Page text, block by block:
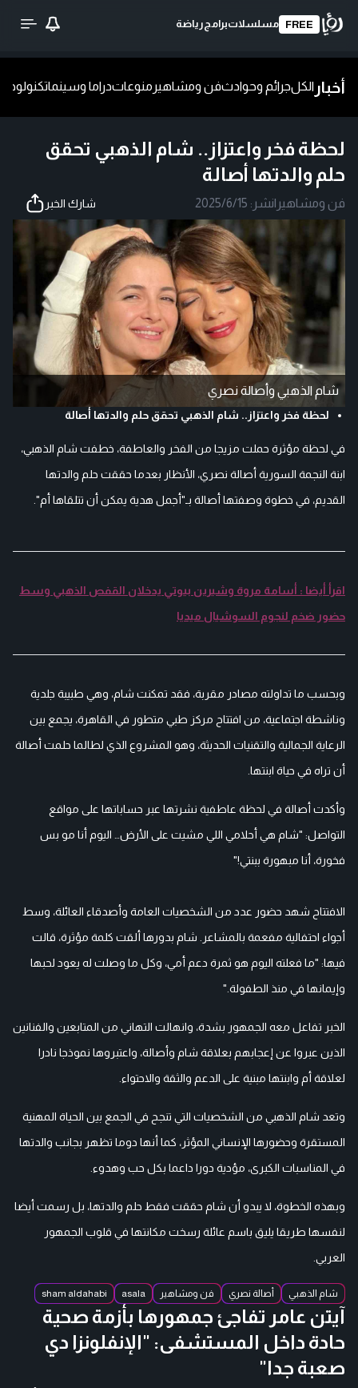
FREE مسلسلاتبرامج رياضة
أخبار الكلجرائم وحوادثفن ومشاهير منوعاتدراما وسينماتكنولوجيا
لحظة فخر واعتزاز.. شام الذهبي تحقق
حلم والدتها أصالة
فن ومشاهير |نشر: 2025/6/15 شارك الخبر
شام الذهبي وأصالة نصري
لحظة فخر واعتزاز.. شام الذهبي تحقق حلم والدتها أصالة
في لحظة مؤثرة حملت مزيجا من الفخر والعاطفة، خطفت شام الذهبي،
ابنة النجمة السورية أصالة نصري، الأنظار بعدما حققت حلم والدتها
القديم، في خطوة وصفتها أصالة بـ"أجمل هدية يمكن أن تتلقاها أم".
اقرأ أيضا : أسامة مروة وشيرين بيوتي يدخلان القفص الذهبي وسط
حضور ضخم لنجوم السوشيال ميديا
وبحسب ما تداولته مصادر مقربة، فقد تمكنت شام، وهي طبيبة جلدية
وناشطة اجتماعية، من افتتاح مركز طبي متطور في القاهرة، يجمع بين
الرعاية الجمالية والتقنيات الحديثة، وهو المشروع الذي لطالما حلمت أصالة
أن تراه في حياة ابنتها.
وأكدت أصالة في لحظة عاطفية نشرتها عبر حساباتها على مواقع
التواصل: "شام هي أحلامي اللي مشيت على الأرض… اليوم أنا مو بس
فخورة، أنا مبهورة ببنتي!"
الافتتاح شهد حضور عدد من الشخصيات العامة وأصدقاء العائلة، وسط
أجواء احتفالية مفعمة بالمشاعر. شام بدورها ألقت كلمة مؤثرة، قالت
فيها: "ما فعلته اليوم هو ثمرة دعم أمي، وكل ما وصلت له يعود لحبها
وإيمانها في منذ الطفولة."
الخبر تفاعل معه الجمهور بشدة، وانهالت التهاني من المتابعين والفنانين
الذين عبروا عن إعجابهم بعلاقة شام وأصالة، واعتبروها نموذجا نادرا
لعلاقة أم وابنتها مبنية على الدعم والثقة والاحتواء.
وتعد شام الذهبي من الشخصيات التي تنجح في الجمع بين الحياة المهنية
المستقرة وحضورها الإنساني المؤثر، كما أنها دوما تظهر بجانب والدتها
في المناسبات الكبرى، مؤدية دورا داعما بكل حب وهدوء.
وبهذه الخطوة، لا يبدو أن شام حققت فقط حلم والدتها، بل رسمت أيضا
لنفسها طريقا يليق باسم عائلة رسخت مكانتها في قلوب الجمهور
العربي.
شام الذهبي أصالة نصري فن ومشاهير asala
sham aldahabi
آيتن عامر تفاجئ جمهورها بأزمة صحية
حادة داخل المستشفى: "الإنفلونزا دي
صعبة جدا"